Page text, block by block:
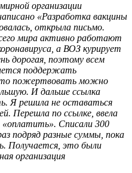
организации
«Разработка вакцины
открыла письмо.
мира активно работают
а ВОЗ курирует
дорогая, поэтому всем
поддержать
пожертвовать можно
И дальше ссылка
Я решила не оставаться
Перешла по ссылке, ввела
Списали 300
подряд разные суммы, пока
Получается, это были
организация